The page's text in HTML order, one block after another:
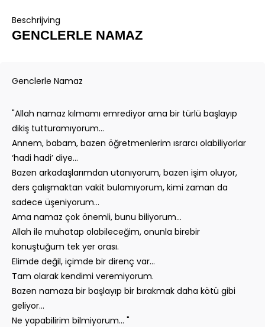
Beschrijving
GENCLERLE NAMAZ
Genclerle Namaz
"Allah namaz kılmamı emrediyor ama bir türlü başlayıp
dikiş tutturamıyorum...
Annem, babam, bazen öğretmenlerim ısrarcı olabiliyorlar
‘hadi hadi’ diye…
Bazen arkadaşlarımdan utanıyorum, bazen işim oluyor,
ders çalışmaktan vakit bulamıyorum, kimi zaman da
sadece üşeniyorum…
Ama namaz çok önemli, bunu biliyorum...
Allah ile muhatap olabileceğim, onunla birebir
konuştuğum tek yer orası.
Elimde değil, içimde bir direnç var...
Tam olarak kendimi veremiyorum.
Bazen namaza bir başlayıp bir bırakmak daha kötü gibi
geliyor…
Ne yapabilirim bilmiyorum... "